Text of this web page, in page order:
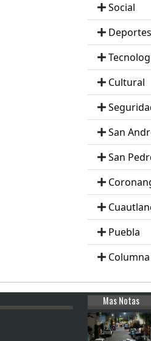
Social
Deportes
Cultural
San
San
Puebla
Columna
Mas Notas